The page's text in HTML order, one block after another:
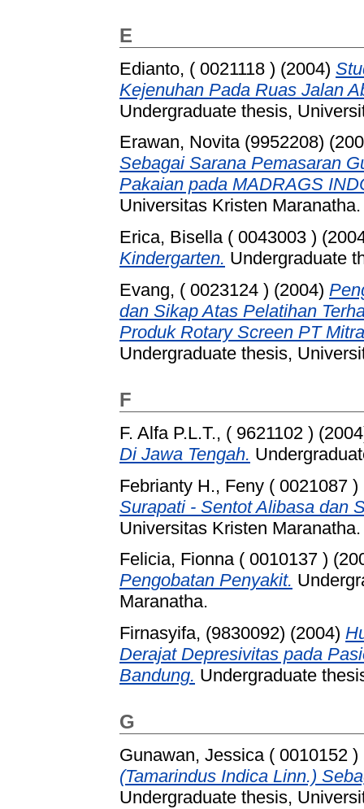
E
Edianto, ( 0021118 ) (2004)
Kejenuhan Pada Ruas Jalan
Undergraduate thesis,
Erawan, Novita (9952208)
Sebagai Sarana Pemasaran
Pakaian pada MADRAGS
Universitas Kristen Maranatha.
Erica, Bisella ( 0043003 )
Kindergarten. Undergraduate
Evang, ( 0023124 ) (2004)
dan Sikap Atas Pelatihan
Produk Rotary Screen PT
Undergraduate thesis,
F
F. Alfa P.L.T., ( 9621102 )
Di Jawa Tengah.
Febrianty H., Feny ( 0021087 )
Surapati - Sentot Alibasa dan
Universitas Kristen Maranatha.
Felicia, Fionna ( 0010137 )
Pengobatan Penyakit.
Maranatha.
Firnasyifa, (9830092) (2004)
Derajat Depresivitas pada
Bandung. Undergraduate
G
Gunawan, Jessica ( 0010152 )
(Tamarindus Indica Linn.)
Undergraduate thesis,